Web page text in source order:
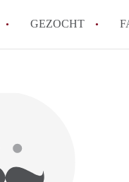
GEZOCHT
is de privacyverklaring van
Berekent HuurwoningenRotterdam